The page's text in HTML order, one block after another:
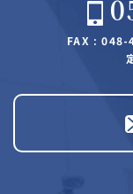
FAX : 048-